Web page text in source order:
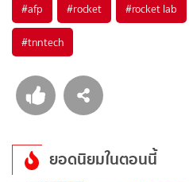
#afp #rocket #rocket lab
#tnntech
ยอดนิยมในตอนนี้